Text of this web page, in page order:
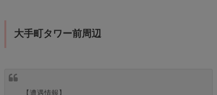
大手町タワー前周辺
【遭遇情報】